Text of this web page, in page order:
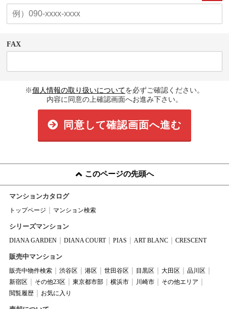
FAX
※個人情報の取り扱いについてを必ずご確認ください。
内容に同意の上確認画面へお進み下さい。
同意して確認画面へ進む
このページの先頭へ
マンションカタログ
トップページ マンション検索
シリーズマンション
DIANA GARDEN DIANA COURT PIAS ART BLANC CRESCENT
販売中マンション
販売中物件検索 渋谷区 港区 世田谷区 目黒区 大田区
品川区
新宿区
その他23区 東京都市部 横浜市 川崎市
その他エリア
閲覧履歴
お気に入り